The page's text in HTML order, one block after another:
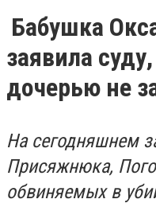
Бабушка
заявила
дочерью не
На сегодняшнем
Присяжнюка,
обвиняемых в